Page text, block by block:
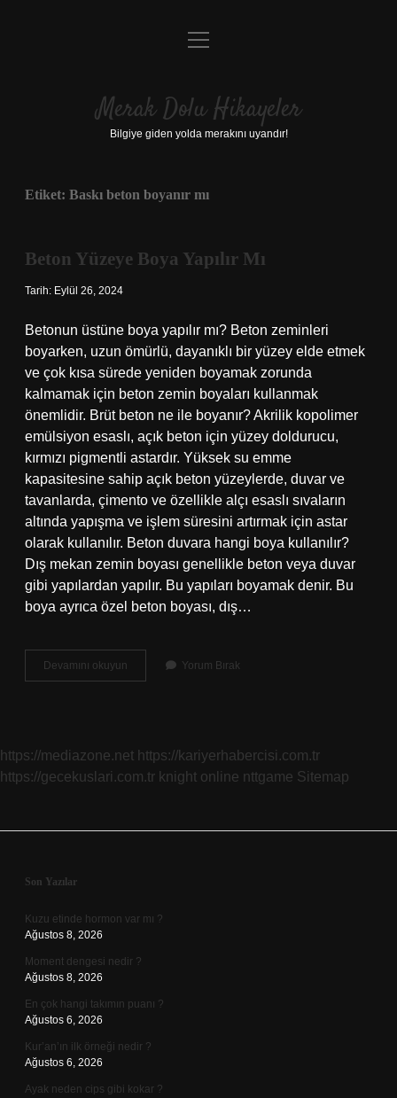
Anasayfa
Yasal Uyarı
menüyü
Merak Dolu Hikayeler
Bilgiye giden yolda merakını uyandır!
Etiket: Baskı beton boyanır mı
Beton Yüzeye Boya Yapılır Mı
Tarih: Eylül 26, 2024
Betonun üstüne boya yapılır mı? Beton zeminleri
boyarken, uzun ömürlü, dayanıklı bir yüzey elde etmek
ve çok kısa sürede yeniden boyamak zorunda
kalmamak için beton zemin boyaları kullanmak
önemlidir. Brüt beton ne ile boyanır? Akrilik kopolimer
emülsiyon esaslı, açık beton için yüzey doldurucu,
kırmızı pigmentli astardır. Yüksek su emme
kapasitesine sahip açık beton yüzeylerde, duvar ve
tavanlarda, çimento ve özellikle alçı esaslı sıvaların
altında yapışma ve işlem süresini artırmak için astar
olarak kullanılır. Beton duvara hangi boya kullanılır?
Dış mekan zemin boyası genellikle beton veya duvar
gibi yapılardan yapılır. Bu yapıları boyamak denir. Bu
boya ayrıca özel beton boyası, dış…
Devamını okuyun
Yüzeye
Yorum Bırak
https://mediazone.net https://kariyerhabercisi.com.tr
https://gecekuslari.com.tr knight online nttgame Sitemap
Sidebar
Son Yazılar
Kuzu etinde hormon var mı ?
Ağustos 8, 2026
Moment dengesi nedir ?
Ağustos 8, 2026
En çok hangi takımın puanı ?
Ağustos 6, 2026
Kur’an’ın ilk örneği nedir ?
Ağustos 6, 2026
Ayak neden cips gibi kokar ?